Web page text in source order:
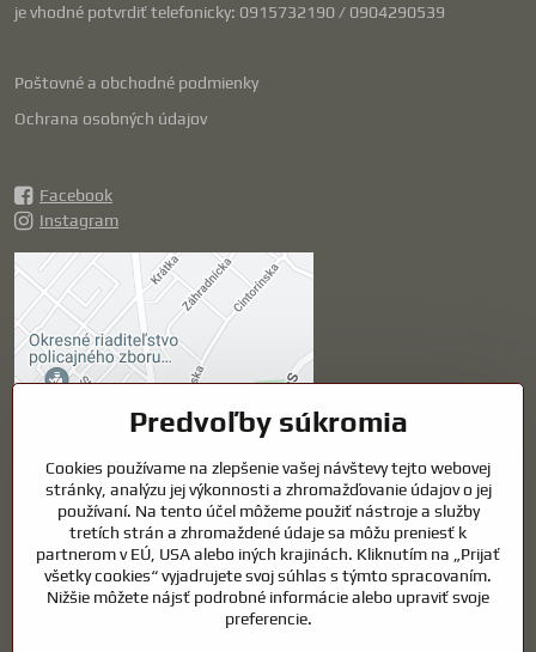
je vhodné potvrdiť telefonicky: 0915732190 / 0904290539
Poštovné a obchodné podmienky
Ochrana osobných údajov
Facebook
Instagram
Externý obsah je
blokovaný Voľbami
súkromia
Prajete si načítať externý obsah?
Povoliť tentokrát
Povoliť a zapamätať -
súhlas s druhom cookie:
Funkčné
Otvoriť obsah v novom okne
Predvoľby súkromia
Cookies používame na zlepšenie vašej návštevy tejto webovej
stránky, analýzu jej výkonnosti a zhromažďovanie údajov o jej
používaní. Na tento účel môžeme použiť nástroje a služby
tretích strán a zhromaždené údaje sa môžu preniesť k
partnerom v EÚ, USA alebo iných krajinách. Kliknutím na „Prijať
všetky cookies“ vyjadrujete svoj súhlas s týmto spracovaním.
Nižšie môžete nájsť podrobné informácie alebo upraviť svoje
preferencie.